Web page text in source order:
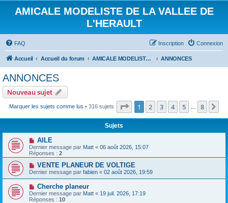
AMICALE MODELISTE DE LA VALLEE DE
L'HERAULT
FAQ Connexion
Inscription
Accueil Accueil du forum AMICALE MODELISTE DE LA VALLEE DE L'HERAULT ANNONCES
ANNONCES
Nouveau sujet
Marquer les sujets comme lus • 316 sujets Page 1sur8
1 2 3 4 5 8
Sujets
AILE
Dernier message par Matt « 06 août 2026, 15:07
Réponses : 2
VENTE PLANEUR DE VOLTIGE
Dernier message par fabien « 02 août 2026, 19:59
Cherche planeur
Dernier message par Matt « 19 juil. 2026, 17:19
Réponses : 10